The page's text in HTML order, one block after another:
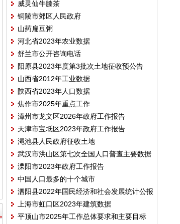
威灵仙牛膝茶
铜陵市郊区人民政府
山药扁豆粥
河北省2023年农业数据
舒兰市公开咨询电话
阳原县2023年度第3批次土地征收预公告
山西省2012年工业数据
陕西省2023年人口数据
焦作市2025年重点工作
漳州市龙文区2026年政府工作报告
天津市宝坻区2023年政府工作报告
渑池县人民政府征收土地
武汉市洪山区第七次全国人口普查主要数据
溧阳市2023年政府工作报告
中国人口最多的十个城市
泗阳县2022年国民经济和社会发展统计公报
上海市虹口区2023年建筑数据
平顶山市2025年工作总体要求和主要目标